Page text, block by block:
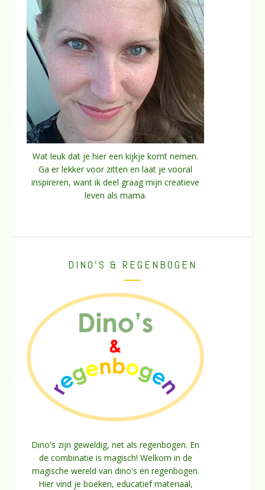
Wat leuk dat je hier een kijkje komt nemen.
Ga er lekker voor zitten en laat je vooral
inspireren, want ik deel graag mijn creatieve
leven als mama.
DINO’S & REGENBOGEN
Dino's zijn geweldig, net als regenbogen. En
de combinatie is magisch! Welkom in de
magische wereld van dino's en regenbogen.
Hier vind je boeken, educatief materiaal,